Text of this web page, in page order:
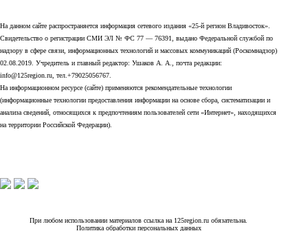
На данном сайте распространяется информация сетевого издания «25-й регион Владивосток».
Свидетельство о регистрации СМИ ЭЛ № ФС 77 — 76391, выдано Федеральной службой по
надзору в сфере связи, информационных технологий и массовых коммуникаций (Роскомнадзор)
02.08.2019. Учредитель и главный редактор: Ушаков А. А., почта редакции:
info@125region.ru, тел.+79025056767.
На информационном ресурсе (сайте) применяются рекомендательные технологии
(информационные технологии предоставления информации на основе сбора, систематизации и
анализа сведений, относящихся к предпочтениям пользователей сети «Интернет», находящихся
на территории Российской Федерации).
При любом использовании материалов ссылка на 125region.ru обязательна.
Политика обработки персональных данных